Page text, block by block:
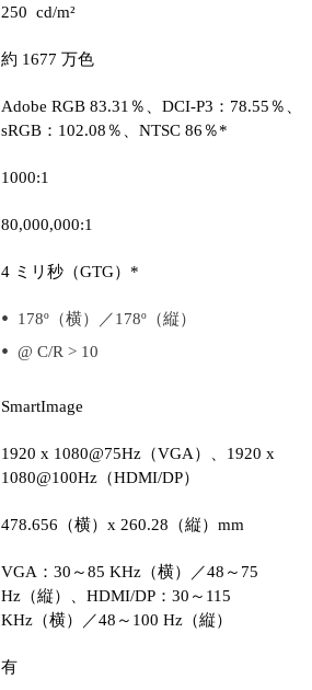
250 cd/m²
約 1677 万色
Adobe RGB 83.31％、DCI-P3：78.55％、
sRGB：102.08％、NTSC 86％*
1000:1
80,000,000:1
4 ミリ秒（GTG）*
178º（横）／178º（縦）
@ C/R > 10
SmartImage
1920 x 1080@75Hz（VGA）、1920 x
1080@100Hz（HDMI/DP）
478.656（横）x 260.28（縦）mm
VGA：30～85 KHz（横）／48～75
Hz（縦）、HDMI/DP：30～115
KHz（横）／48～100 Hz（縦）
有